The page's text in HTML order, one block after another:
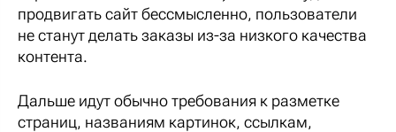
продвигать сайт бессмысленно, пользователи
не станут делать заказы из-за низкого качества
контента.
Дальше идут обычно требования к разметке
страниц, названиям картинок, ссылкам,